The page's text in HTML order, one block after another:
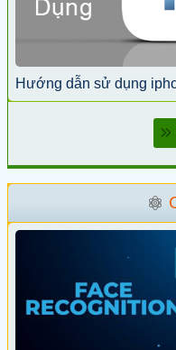
Hướng dẫn sử dụng